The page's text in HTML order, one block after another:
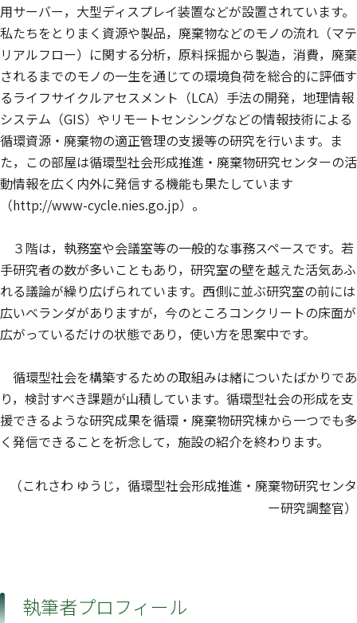
用サーバー，大型ディスプレイ装置などが設置されています。
私たちをとりまく資源や製品，廃棄物などのモノの流れ（マテ
リアルフロー）に関する分析，原料採掘から製造，消費，廃棄
されるまでのモノの一生を通じての環境負荷を総合的に評価す
るライフサイクルアセスメント（LCA）手法の開発，地理情報
システム（GIS）やリモートセンシングなどの情報技術による
循環資源・廃棄物の適正管理の支援等の研究を行います。ま
た，この部屋は循環型社会形成推進・廃棄物研究センターの活
動情報を広く内外に発信する機能も果たしています
（http://www-cycle.nies.go.jp）。
３階は，執務室や会議室等の一般的な事務スペースです。若
手研究者の数が多いこともあり，研究室の壁を越えた活気あふ
れる議論が繰り広げられています。西側に並ぶ研究室の前には
広いベランダがありますが，今のところコンクリートの床面が
広がっているだけの状態であり，使い方を思案中です。
循環型社会を構築するための取組みは緒についたばかりであ
り，検討すべき課題が山積しています。循環型社会の形成を支
援できるような研究成果を循環・廃棄物研究棟から一つでも多
く発信できることを祈念して，施設の紹介を終わります。
（これさわ ゆうじ，循環型社会形成推進・廃棄物研究センタ
ー研究調整官）
執筆者プロフィール